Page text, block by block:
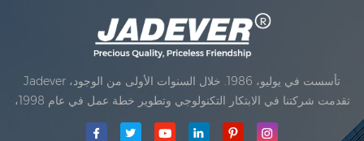
Jadever تأسست في يوليو، 1986. خلال السنوات الأولى من الوجود،
تقدمت شركتنا في الابتكار التكنولوجي وتطوير خطة عمل في عام 1998،
حققت شركتنا هدف الجودة الرئيسية، متى تلقت أول منتجاتنا موافقة من